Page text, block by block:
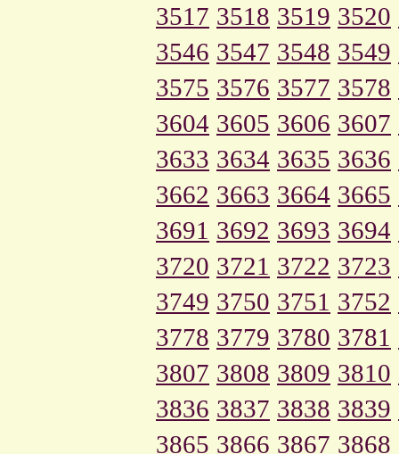
3517 3518 3519 3520
3546 3547 3548 3549
3575 3576 3577 3578
3604 3605 3606 3607
3633 3634 3635 3636
3662 3663 3664 3665
3691 3692 3693 3694
3720 3721 3722 3723
3749 3750 3751 3752
3778 3779 3780 3781
3807 3808 3809 3810
3836 3837 3838 3839
3865 3866 3867 3868